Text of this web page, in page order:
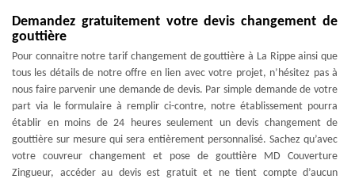
Demandez gratuitement votre devis changement de
gouttière
Pour connaitre notre tarif changement de gouttière à La Rippe ainsi que
tous les détails de notre offre en lien avec votre projet, n’hésitez pas à
nous faire parvenir une demande de devis. Par simple demande de votre
part via le formulaire à remplir ci-contre, notre établissement pourra
établir en moins de 24 heures seulement un devis changement de
gouttière sur mesure qui sera entièrement personnalisé. Sachez qu’avec
votre couvreur changement et pose de gouttière MD Couverture
Zingueur, accéder au devis est gratuit et ne tient compte d’aucun